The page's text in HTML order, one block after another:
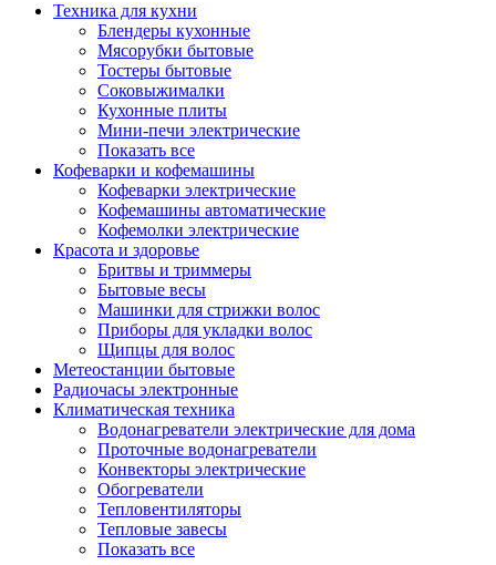
Техника для кухни
Блендеры кухонные
Мясорубки бытовые
Тостеры бытовые
Соковыжималки
Кухонные плиты
Мини-печи электрические
Показать все
Кофеварки и кофемашины
Кофеварки электрические
Кофемашины автоматические
Кофемолки электрические
Красота и здоровье
Бритвы и триммеры
Бытовые весы
Машинки для стрижки волос
Приборы для укладки волос
Щипцы для волос
Метеостанции бытовые
Радиочасы электронные
Климатическая техника
Водонагреватели электрические для дома
Проточные водонагреватели
Конвекторы электрические
Обогреватели
Тепловентиляторы
Тепловые завесы
Показать все